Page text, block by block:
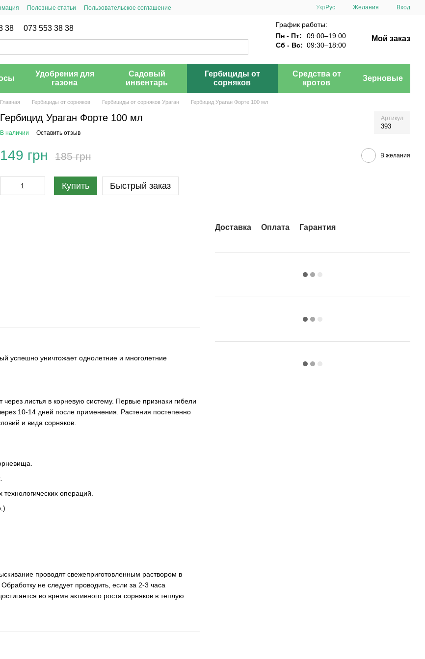
Полезные статьи Пользовательское соглашение Укр Рус Желания Вход
38 073 553 38 38
График работы:
Пн - Пт:
09:00–19:00
Сб - Вс: 09:30–18:00
Мой заказ
Удобрения для
газона
Садовый
инвентарь
Гербициды от
сорняков
Средства от
кротов
Зерновые
Главная Гербициды от сорняков Гербициды от сорняков Ураган Гербицид Ураган Форте 100 мл
Гербицид Ураган Форте 100 мл Артикул
393
В наличии Оставить отзыв
149 грн 185 грн В желания
Купить Быстрый заказ
Доставка Оплата Гарантия
успешно уничтожает однолетние и многолетние
листья в корневую систему. Первые признаки гибели
10-14 дней после применения. Растения постепенно
и вида сорняков.
операций.
проводят свежеприготовленным раствором в
не следует проводить, если за 2-3 часа
во время активного роста сорняков в теплую